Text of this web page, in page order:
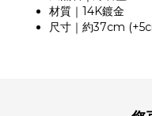
材質｜14K鍍金
尺寸｜約37cm